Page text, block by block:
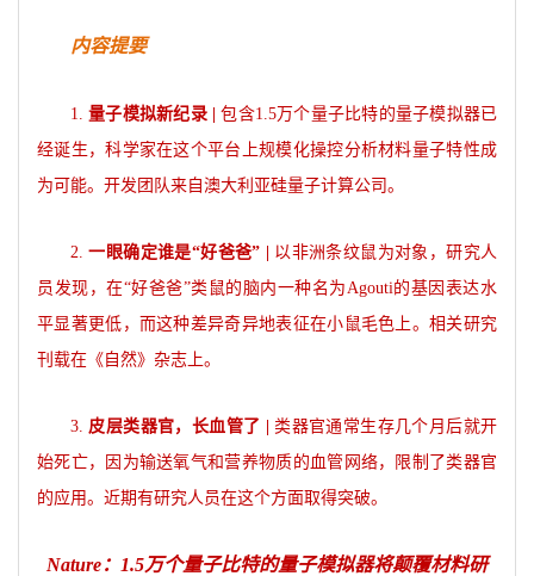
内容提要
1.量子模拟新纪录 |
包含1.5万个量子比特的量子模拟器已
经诞生，科学家在这个平台上规模化操控分析材料量子特性成
为可能。开发团队来自澳大利亚硅量子计算公司。
2.一眼确定谁是“好爸爸” |
以非洲条纹鼠为对象，研究人
员发现，在“好爸爸”类鼠的脑内一种名为Agouti的基因表达水
平显著更低，而这种差异奇异地表征在小鼠毛色上。相关研究
刊载在《自然》杂志上。
3. 皮层类器官，长血管了 | 类器官通常生存几个月后就开
始死亡，因为输送氧气和营养物质的血管网络，限制了类器官
的应用。近期有研究人员在这个方面取得突破。
Nature：1.5万个量子比特的量子模拟器将颠覆材料研